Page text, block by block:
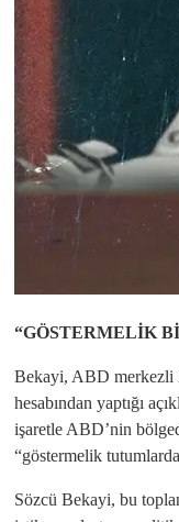
“GÖSTERMELİK
Bekayi, ABD merkezli
hesabından yaptığı
işaretle ABD’nin
“göstermelik
Sözcü Bekayi, bu